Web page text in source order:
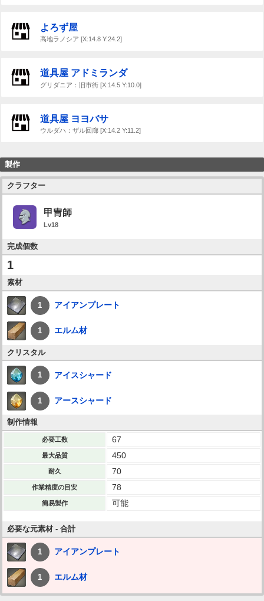
よろず屋
高地ラノシア [X:14.8 Y:24.2]
道具屋 アドミランダ
グリダニア：旧市街 [X:14.5 Y:10.0]
道具屋 ヨヨバサ
ウルダハ：ザル回廊 [X:14.2 Y:11.2]
製作
クラフター
甲冑師
Lv18
完成個数
1
素材
1 アイアンプレート
1 エルム材
クリスタル
1 アイスシャード
1 アースシャード
制作情報
必要工数 67
最大品質 450
耐久 70
作業精度の目安 78
簡易製作 可能
必要な元素材 - 合計
1 アイアンプレート
1 エルム材